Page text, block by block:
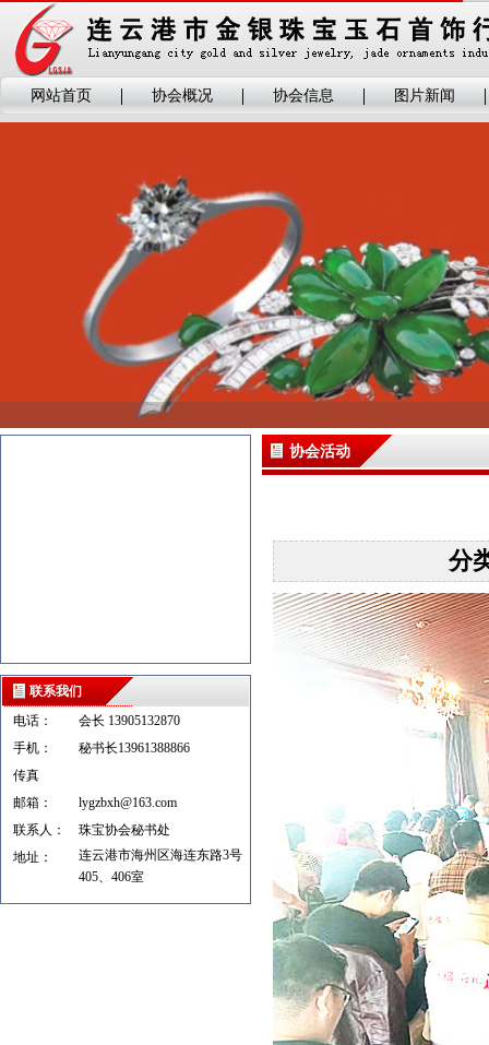
网站首页 协会概况 协会信息 图片新闻
联系我们
电话：
会长 13905132870
手机：
秘书长13961388866
传真
邮箱：
lygzbxh@163.com
联系人：
珠宝协会秘书处
地址：
连云港市海州区海连东路3号
405、406室
协会活动
分